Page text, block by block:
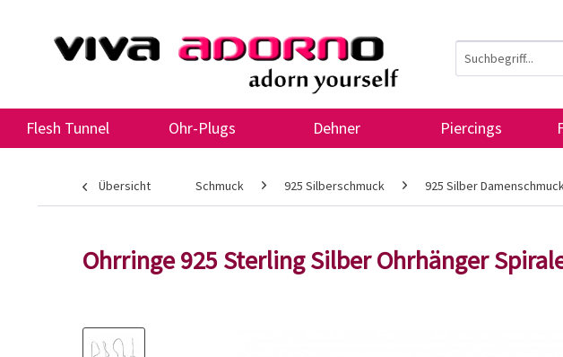
Flesh Tunnel Ohr-Plugs Dehner Piercings
Übersicht Schmuck 925 Silberschmuck 925 Silber
Ohrringe 925 Sterling Silber Ohrhänger